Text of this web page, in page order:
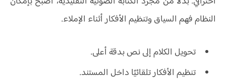
النظام فهم السياق وتنظيم الأفكار أثناء الإملاء.
تحويل الكلام إلى نص بدقة أعلى.
تنظيم الأفكار تلقائيًا داخل المستند.